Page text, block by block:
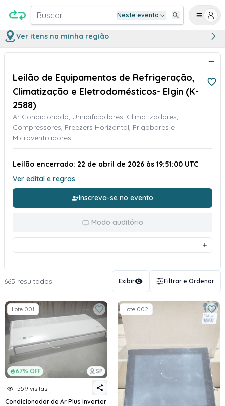
Buscar Neste evento
Ver itens na minha região
Leilão de Equipamentos de Refrigeração,
Climatização e Eletrodomésticos- Elgin (K-
2588)
Ar Condicionado, Umidificadores, Climatizadores,
Compressores, Freezers Horizontal, Frigobares e
Microventiladores.
Leilão encerrado: 22 de abril de 2026 às 19:51:00 UTC
Ver edital e regras
Inscreva-se no evento
Modo auditório
665 resultados Exibir Filtrar e Ordenar
67% OFF SP
Lote 001
559 visitas
Condicionador de Ar Plus Inverter
Lote 002